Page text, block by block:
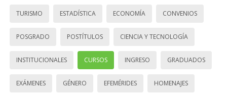
TURISMO ESTADÍSTICA ECONOMÍA CONVENIOS
POSGRADO POSTÍTULOS CIENCIA Y TECNOLOGÍA
INSTITUCIONALES CURSOS INGRESO GRADUADOS
EXÁMENES GÉNERO EFEMÉRIDES HOMENAJES